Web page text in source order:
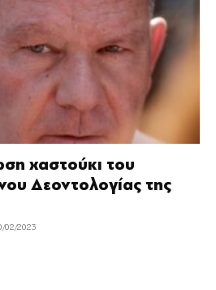
χαστούκι του
Δεοντολογίας της
02/2023